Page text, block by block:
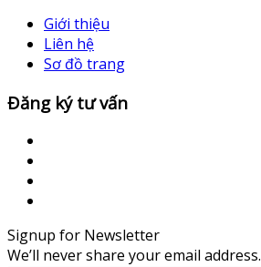
Giới thiệu
Liên hệ
Sơ đồ trang
Đăng ký tư vấn
Signup for Newsletter
We’ll never share your email address.